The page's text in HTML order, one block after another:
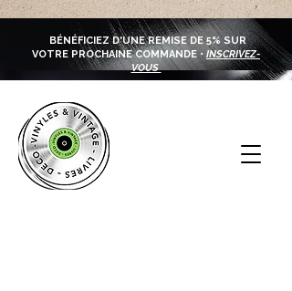
BÉNÉFICIEZ D'UNE REMISE DE 5% SUR
VOTRE PROCHAINE COMMANDE • INSCRIVEZ-
VOUS